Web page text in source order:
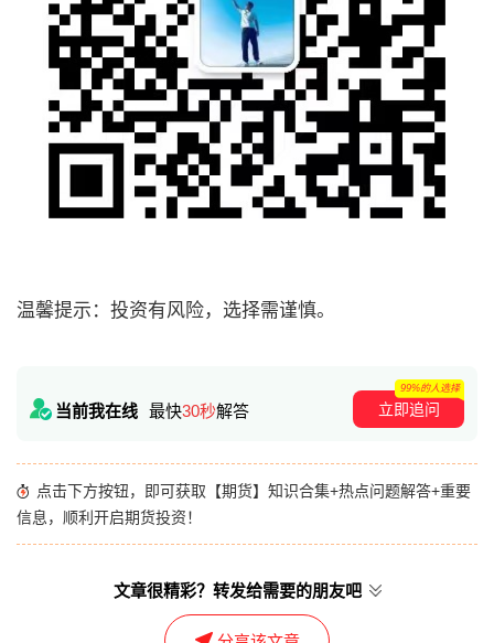
温馨提示：投资有风险，选择需谨慎。
当前我在线 最快30秒解答 立即追问
99%的人选择
点击下方按钮，即可获取【期货】知识合集+热点问题解答+重要
信息，顺利开启期货投资！
文章很精彩？转发给需要的朋友吧